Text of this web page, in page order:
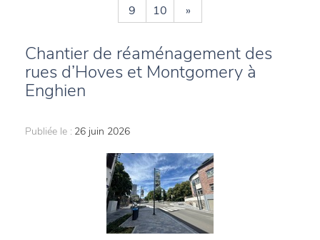
9
10 »
Chantier de réaménagement des
rues d’Hoves et Montgomery à
Enghien
Publiée le : 26 juin 2026